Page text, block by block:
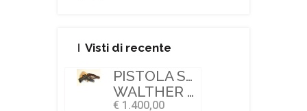
Visti di recente
PISTOLA SEMIAUTOMATICA
WALTHER ZELLA MEHLIS
€ 1.400,00